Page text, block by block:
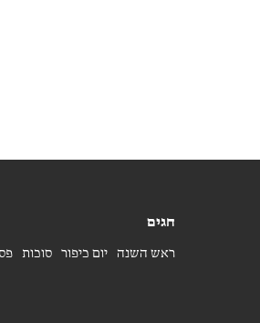
חגים
ראש השנה יום כיפור סוכות